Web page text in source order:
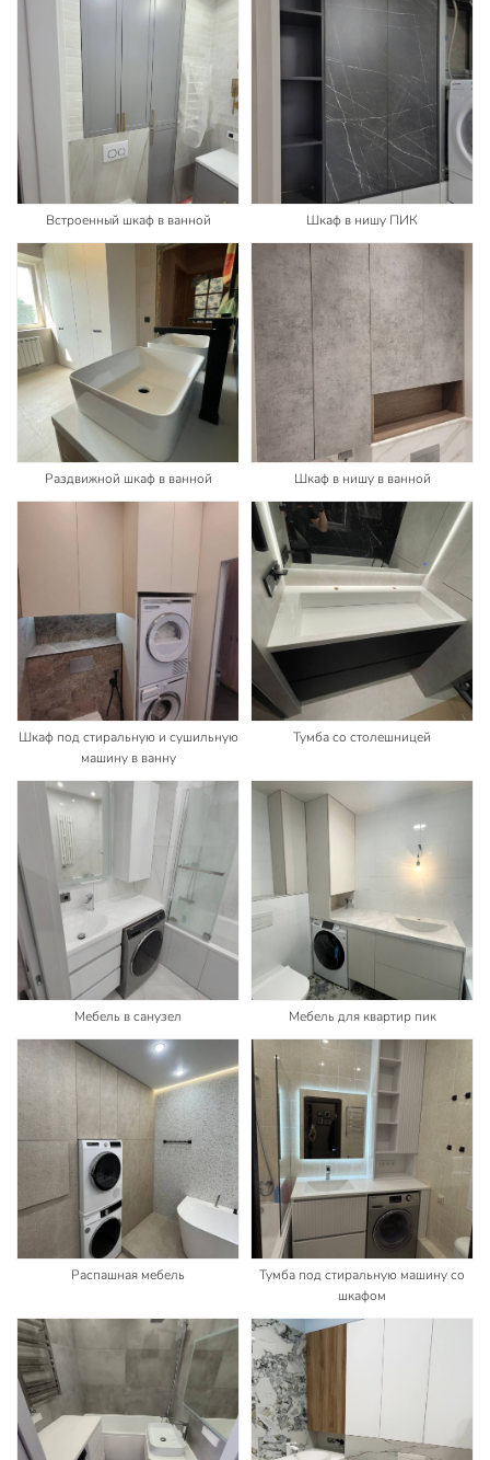
Встроенный шкаф в ванной Шкаф в нишу ПИК
Раздвижной шкаф в ванной Шкаф в нишу в ванной
Шкаф под стиральную и сушильную
машину в ванну
Тумба со столешницей
Мебель в санузел Мебель для квартир пик
Распашная мебель
Тумба под стиральную машину со
шкафом